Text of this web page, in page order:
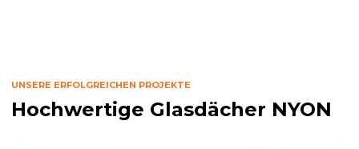
UNSERE ERFOLGREICHEN PROJEKTE
Hochwertige Glasdächer NYON